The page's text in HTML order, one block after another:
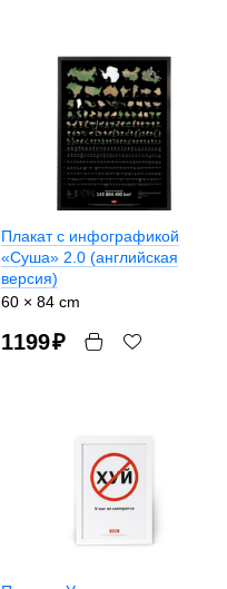
Плакат с инфографикой
«Суша» 2.0 (английская
версия)
60 × 84 cm
1199₽